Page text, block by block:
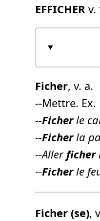
EFFICHER v.
Ficher, v. a.
--Mettre. Ex.
--Ficherle
--Ficherla
--Aller ficher
--Ficherle
Ficher (se),